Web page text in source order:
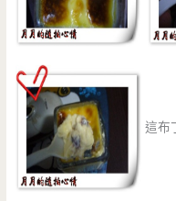
這布